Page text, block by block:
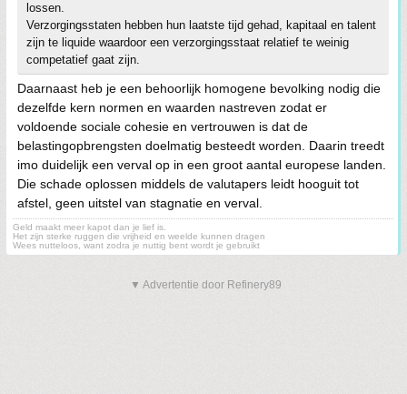
lossen.
Verzorgingsstaten hebben hun laatste tijd gehad, kapitaal en talent
zijn te liquide waardoor een verzorgingsstaat relatief te weinig
competatief gaat zijn.
Daarnaast heb je een behoorlijk homogene bevolking nodig die
dezelfde kern normen en waarden nastreven zodat er
voldoende sociale cohesie en vertrouwen is dat de
belastingopbrengsten doelmatig besteedt worden. Daarin treedt
imo duidelijk een verval op in een groot aantal europese landen.
Die schade oplossen middels de valutapers leidt hooguit tot
afstel, geen uitstel van stagnatie en verval.
Geld maakt meer kapot dan je lief is.
Het zijn sterke ruggen die vrijheid en weelde kunnen dragen
Wees nutteloos, want zodra je nuttig bent wordt je gebruikt
▼ Advertentie door Refinery89